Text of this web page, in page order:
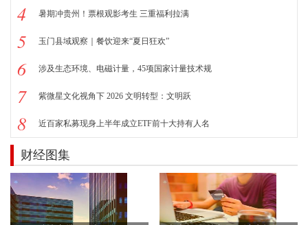
4 暑期冲贵州！票根观影考生 三重福利拉满
5 玉门县域观察｜餐饮迎来“夏日狂欢”
6 涉及生态环境、电磁计量，45项国家计量技术规
7 紫微星文化视角下 2026 文明转型：文明跃
8 近百家私募现身上半年成立ETF前十大持有人名
财经图集